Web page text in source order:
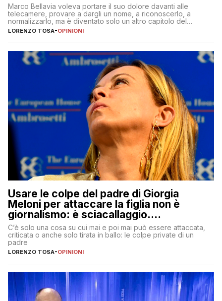
Marco Bellavia voleva portare il suo dolore davanti alle
telecamere, provare a dargli un nome, a riconoscerlo, a
normalizzarlo, ma è diventato solo un altro capitolo del
copione
LORENZO TOSA-OPINIONI
Usare le colpe del padre di Giorgia
Meloni per attaccare la figlia non è
giornalismo: è sciacallaggio.
Dimostriamo di essere diversi
C’è solo una cosa su cui mai e poi mai può essere attaccata,
criticata o anche solo tirata in ballo: le colpe private di un
padre
LORENZO TOSA-OPINIONI